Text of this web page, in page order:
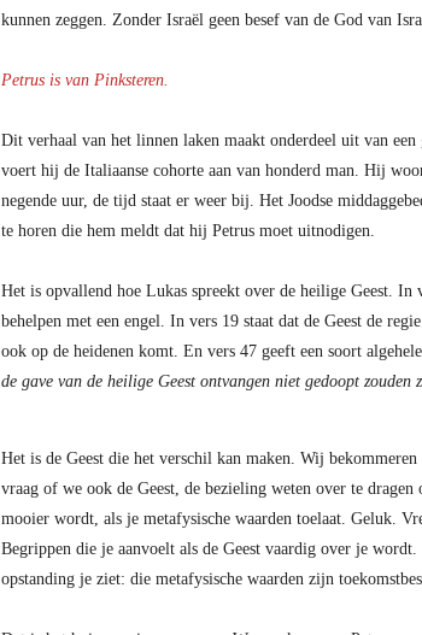
kunnen zeggen. Zonder Israël geen besef van de God van
Petrus is van Pinksteren.
Dit verhaal van het linnen laken maakt onderdeel uit van
voert hij de Italiaanse cohorte aan van honderd man. Hij
negende uur, de tijd staat er weer bij. Het Joodse
te horen die hem meldt dat hij Petrus moet uitnodigen.
Het is opvallend hoe Lukas spreekt over de heilige Geest.
behelpen met een engel. In vers 19 staat dat de Geest de
ook op de heidenen komt. En vers 47 geeft een soort
de gave van de heilige Geest ontvangen niet gedoopt zouden
Het is de Geest die het verschil kan maken. Wij
vraag of we ook de Geest, de bezieling weten over te
mooier wordt, als je metafysische waarden toelaat. Geluk.
Begrippen die je aanvoelt als de Geest vaardig over je
opstanding je ziet: die metafysische waarden zijn